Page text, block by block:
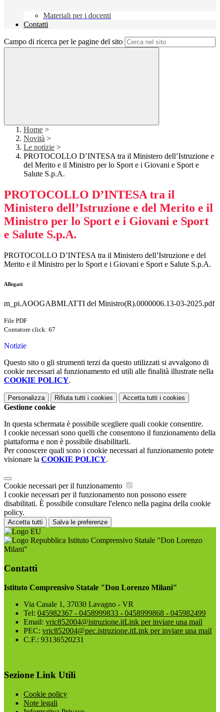
Materiali per i docenti
Contatti
Campo di ricerca per le pagine del sito
Home >
Novità >
Le notizie >
PROTOCOLLO D’INTESA tra il Ministero dell’Istruzione e
del Merito e il Ministro per lo Sport e i Giovani e Sport e
Salute S.p.A.
PROTOCOLLO D’INTESA tra il
Ministero dell’Istruzione e del Merito e il
Ministro per lo Sport e i Giovani e Sport
e Salute S.p.A.
PROTOCOLLO D’INTESA tra il Ministero dell’Istruzione e del
Merito e il Ministro per lo Sport e i Giovani e Sport e Salute S.p.A.
Allegati
m_pi.AOOGABMI.ATTI del Ministro(R).0000006.13-03-2025.pdf
File PDF
Contatore click: 67
Notizie
Questo sito o gli strumenti terzi da questo utilizzati si avvalgono di
cookie necessari al funzionamento ed utili alle finalità illustrate nella
COOKIE POLICY.
Personalizza Rifiuta tutti i cookies Accetta tutti i cookies
Gestione cookie
In questa schermata è possibile scegliere quali cookie consentire.
I cookie necessari sono quelli che consentono il funzionamento della
piattaforma e non è possibile disabilitarli.
Per conoscere quali sono i cookie necessari al funzionamento potete
visionare la COOKIE POLICY.
Cookie necessari per il funzionamento
I cookie necessari per il funzionamento non possono essere
disabilitati. È possibile consultare l'elenco nella pagina della cookie
policy.
Accetta tutti Salva le preferenze
Istituto Comprensivo Statale "Don Lorenzo
Milani"
Contatti
Istituto Comprensivo Statale "Don Lorenzo Milani"
Via Casale 1, 37030 Lavagno - VR
Tel: 045982367 - 0458999833 - 0458999868 - 045982499
Email: vric852004@istruzione.itLink per inviare una mail
PEC: vric852004@pec.istruzione.itLink per inviare una mail
C.F.: 93136520231
Sezione Link Utili
Cookie policy
Note legali